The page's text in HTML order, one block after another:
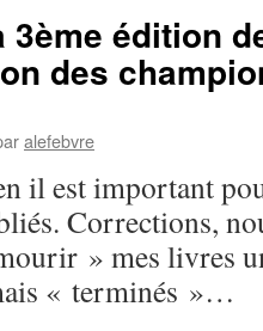
3ème édition
des
alefebvre
il est important
Corrections,
» mes livres
« terminés »…